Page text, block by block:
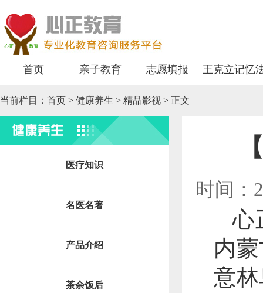
首页 亲子教育 志愿填报 王克立记忆
当前栏目： 首页 > 健康养生 > 精品影视 > 正文
健康养生
医疗知识
名医名著
产品介绍
茶余饭后
时间
心
内
意